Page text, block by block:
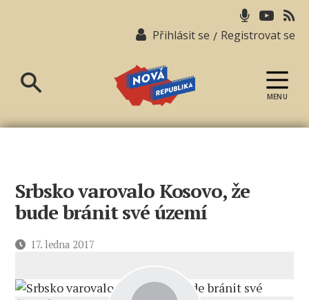
Přihlásit se / Registrovat se
republika
MENU
Srbsko varovalo Kosovo, že
bude bránit své území
Datum17. ledna 2017